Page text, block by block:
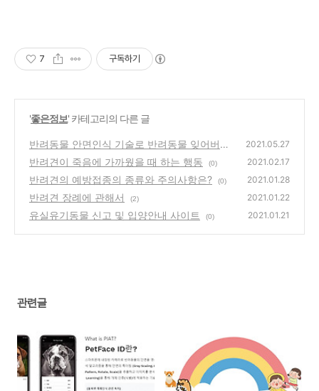
7 구독하기
'좋은정보' 카테고리의 다른 글
반려동물 안면인식 기술로 반려동물 잊어버릴
걱정 NO~
(0)
2021.05.27
반려견이 죽음에 가까웠을 때 하는 행동 (0) 2021.02.17
반려견의 예방접종의 종류와 주의사항은? (0) 2021.01.28
반려견 장례에 관해서 (2) 2021.01.22
유실유기동물 신고 및 입양안내 사이트 (0) 2021.01.21
관련글